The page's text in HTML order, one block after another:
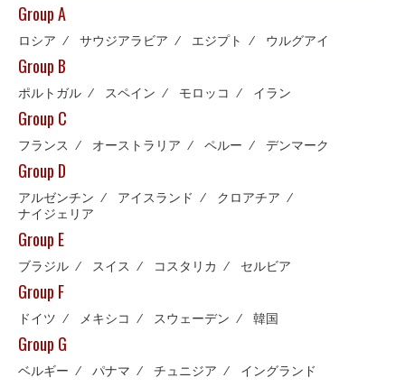
Group A
ロシア ⁄ サウジアラビア ⁄ エジプト ⁄ ウルグアイ
Group B
ポルトガル ⁄ スペイン ⁄ モロッコ ⁄ イラン
Group C
フランス ⁄ オーストラリア ⁄ ペルー ⁄ デンマーク
Group D
アルゼンチン ⁄ アイスランド ⁄ クロアチア
⁄
ナイジェリア
Group E
ブラジル ⁄ スイス ⁄ コスタリカ ⁄ セルビア
Group F
ドイツ ⁄ メキシコ ⁄ スウェーデン ⁄ 韓国
Group G
ベルギー ⁄ パナマ ⁄ チュニジア ⁄ イングランド